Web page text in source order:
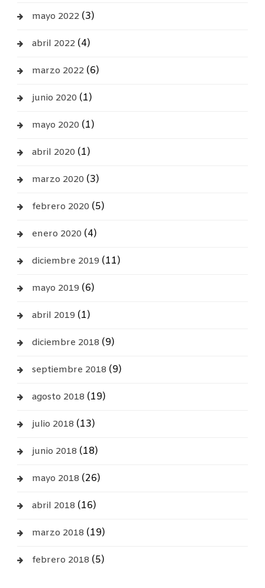
mayo 2022 (3)
abril 2022 (4)
marzo 2022 (6)
junio 2020 (1)
mayo 2020 (1)
abril 2020 (1)
marzo 2020 (3)
febrero 2020 (5)
enero 2020 (4)
diciembre 2019 (11)
mayo 2019 (6)
abril 2019 (1)
diciembre 2018 (9)
septiembre 2018 (9)
agosto 2018 (19)
julio 2018 (13)
junio 2018 (18)
mayo 2018 (26)
abril 2018 (16)
marzo 2018 (19)
febrero 2018 (5)